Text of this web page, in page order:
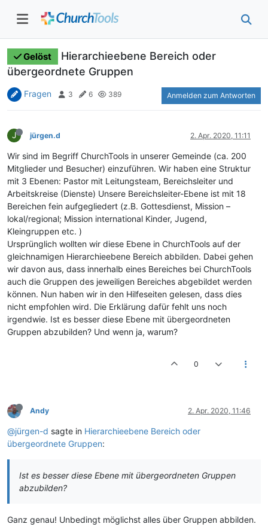
Gelöst
Hierarchieebene Bereich oder
übergeordnete Gruppen
Fragen 3 6 389 Anmelden zum Antworten
J jürgen.d 2. Apr. 2020, 11:11
Wir sind im Begriff ChurchTools in unserer Gemeinde (ca. 200
Mitglieder und Besucher) einzuführen. Wir haben eine Struktur
mit 3 Ebenen: Pastor mit Leitungsteam, Bereichsleiter und
Arbeitskreise (Dienste) Unsere Bereichsleiter-Ebene ist mit 18
Bereichen fein aufgegliedert (z.B. Gottesdienst, Mission –
lokal/regional; Mission international Kinder, Jugend,
Kleingruppen etc. )
Ursprünglich wollten wir diese Ebene in ChurchTools auf der
gleichnamigen Hierarchieebene Bereich abbilden. Dabei gehen
wir davon aus, dass innerhalb eines Bereiches bei ChurchTools
auch die Gruppen des jeweiligen Bereiches abgebildet werden
können. Nun haben wir in den Hilfeseiten gelesen, dass dies
nicht empfohlen wird. Die Erklärung dafür fehlt uns noch
irgendwie. Ist es besser diese Ebene mit übergeordneten
Gruppen abzubilden? Und wenn ja, warum?
0
Andy 2. Apr. 2020, 11:46
@jürgen-d sagte in Hierarchieebene Bereich oder
übergeordnete Gruppen:
Ist es besser diese Ebene mit übergeordneten Gruppen
abzubilden?
Ganz genau! Unbedingt möglichst alles über Gruppen abbilden.